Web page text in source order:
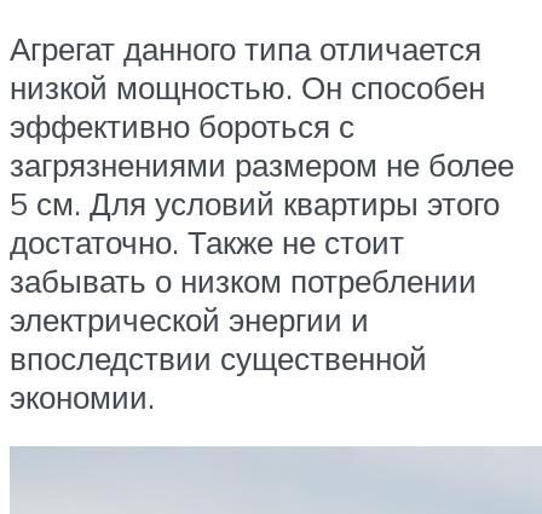
Агрегат данного типа отличается
низкой мощностью. Он способен
эффективно бороться с
загрязнениями размером не более
5 см. Для условий квартиры этого
достаточно. Также не стоит
забывать о низком потреблении
электрической энергии и
впоследствии существенной
экономии.